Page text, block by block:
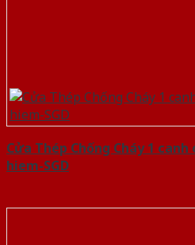
Cửa Thép Chống Cháy 1
hiem-SGD